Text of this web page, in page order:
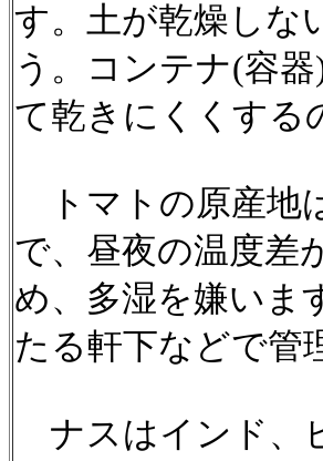
す。土が乾燥しな
う。コンテナ(容
て乾きにくくする
トマトの原産地
で、昼夜の温度差
め、多湿を嫌いま
たる軒下などで管
ナスはインド、